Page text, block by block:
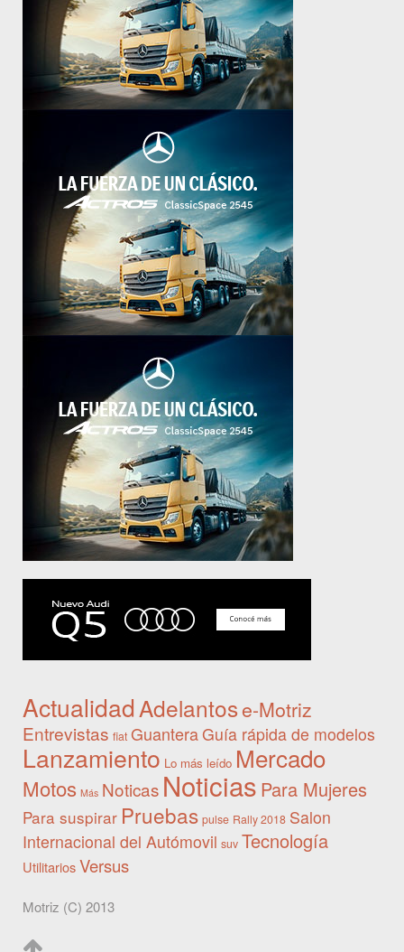
Actualidad Adelantose-Motriz
Entrevistas fiat GuanteraGuía rápida de modelos
Lanzamiento Lo más leído Mercado
Motos Más Noticas Noticias Para Mujeres
Para suspirar Pruebas pulse Rally 2018 Salon
Internacional del Autómovil suv Tecnología
UtilitariosVersus
Motriz (C) 2013